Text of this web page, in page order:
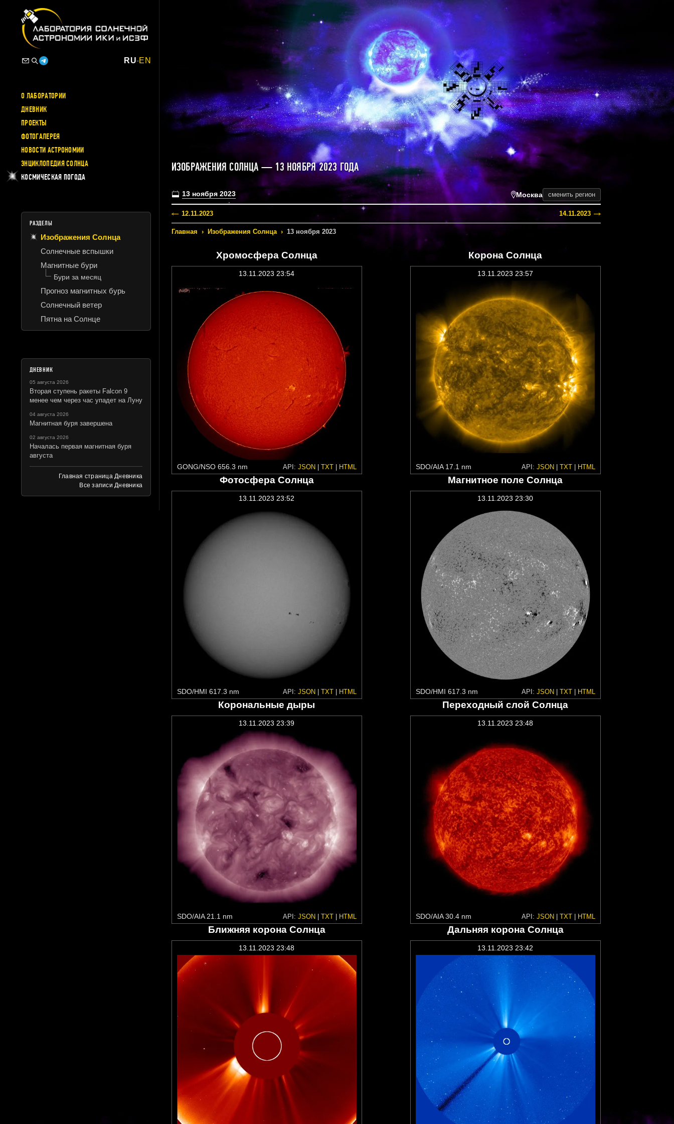
RU-EN
О ЛАБОРАТОРИИ
ДНЕВНИК
ПРОЕКТЫ
ФОТОГАЛЕРЕЯ
НОВОСТИ АСТРОНОМИИ
ЭНЦИКЛОПЕДИЯ СОЛНЦА
КОСМИЧЕСКАЯ ПОГОДА
РАЗДЕЛЫ
Изображения Солнца
Солнечные вспышки
Магнитные бури
Бури за месяц
Прогноз магнитных бурь
Солнечный ветер
Пятна на Солнце
ДНЕВНИК
05 августа 2026
Вторая ступень ракеты Falcon 9
менее чем через час упадет на Луну
04 августа 2026
Магнитная буря завершена
02 августа 2026
Началась первая магнитная буря
августа
Главная страница Дневника
Все записи Дневника
ИЗОБРАЖЕНИЯ СОЛНЦА — 13 НОЯБРЯ 2023 ГОДА
13 ноября 2023 Москва сменить регион
12.11.2023 14.11.2023
Главная › Изображения Солнца › 13 ноября 2023
Хромосфера Солнца
13.11.2023 23:54
GONG/NSO 656.3 nm API: JSON TXT| HTML
Корона Солнца
13.11.2023 23:57
SDO/AIA 17.1 nm API: JSON TXT HTML
Фотосфера Солнца
13.11.2023 23:52
SDO/HMI 617.3 nm API: JSON TXT| HTML
Магнитное поле Солнца
13.11.2023 23:30
SDO/HMI 617.3 nm API: JSON TXT HTML
Корональные дыры
13.11.2023 23:39
SDO/AIA 21.1 nm API: JSON TXT| HTML
Переходный слой Солнца
13.11.2023 23:48
SDO/AIA 30.4 nm API: JSON TXT HTML
Ближняя корона Солнца
13.11.2023 23:48
Дальняя корона Солнца
13.11.2023 23:42